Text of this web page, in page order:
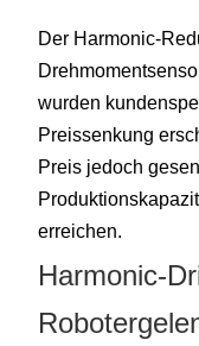
Der Harmonic-
wurden
Preissenkung
Preis jedoch
erreichen.
Harmonic-